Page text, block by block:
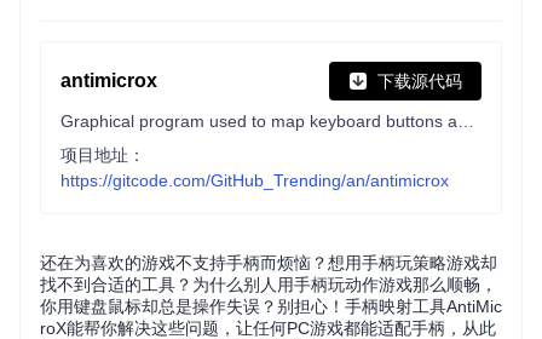
antimicrox 下载源代码
项目地址：
https://gitcode.com/GitHub_Trending/an/antimicrox
还在为喜欢的游戏不支持手柄而烦恼？想用手柄玩策略游戏却
找不到合适的工具？为什么别人用手柄玩动作游戏那么顺畅，
你用键盘鼠标却总是操作失误？别担心！手柄映射工具AntiMic
roX能帮你解决这些问题，让任何PC游戏都能适配手柄，从此